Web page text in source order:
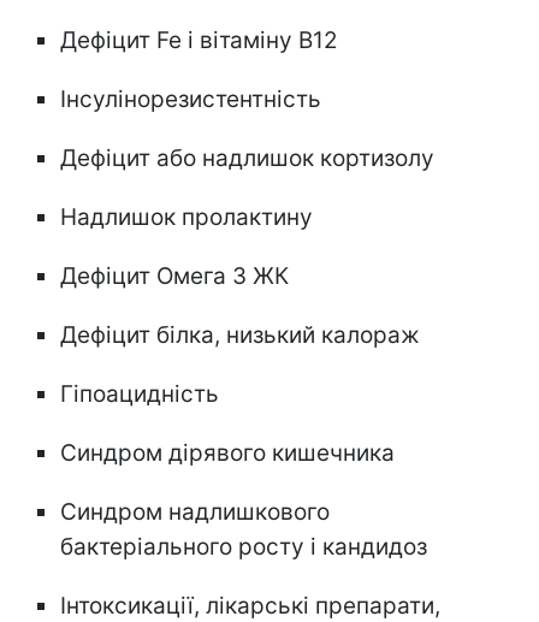
Дефіцит Fe і вітаміну В12
Інсулінорезистентність
Дефіцит або надлишок кортизолу
Надлишок пролактину
Дефіцит Омега 3 ЖК
Дефіцит білка, низький калораж
Гіпоацидність
Синдром дірявого кишечника
Синдром надлишкового
бактеріального росту і кандидоз
Інтоксикації, лікарські препарати,